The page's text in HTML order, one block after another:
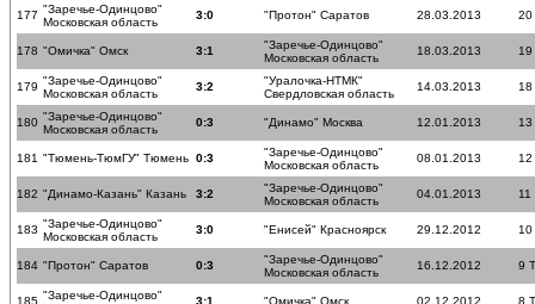
177 "Заречье-Одинцово"
Московская область
3:0 "Протон" Саратов 28.03.2013 20
178 "Омичка" Омск 3:1
"Заречье-Одинцово"
Московская область
18.03.2013 19
179 "Заречье-Одинцово"
Московская область
3:2
"Уралочка-НТМК"
Свердловская область
14.03.2013 18
180 "Заречье-Одинцово"
Московская область
0:3 "Динамо" Москва 12.01.2013 13
181 "Тюмень-ТюмГУ" Тюмень 0:3
"Заречье-Одинцово"
Московская область
08.01.2013 12
182 "Динамо-Казань" Казань 3:2
"Заречье-Одинцово"
Московская область
04.01.2013 11
183 "Заречье-Одинцово"
Московская область
3:0 "Енисей" Красноярск 29.12.2012 10
184 "Протон" Саратов 0:3
"Заречье-Одинцово"
Московская область
16.12.2012 9
185 "Заречье-Одинцово"
3:1 "Омичка" Омск 02.12.2012 8